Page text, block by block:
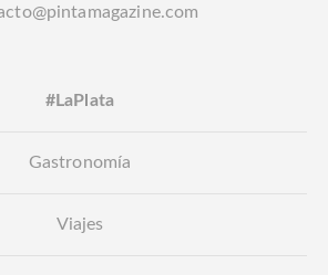
#LaPlata
Gastronomía
Viajes